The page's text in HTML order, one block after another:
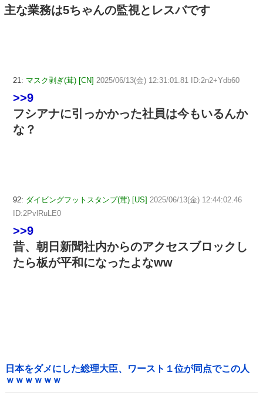
主な業務は5ちゃんの監視とレスバです
21: マスク剥ぎ(茸) [CN] 2025/06/13(金) 12:31:01.81 ID:2n2+Ydb60
>>9
フシアナに引っかかった社員は今もいるんか
な？
92: ダイビングフットスタンプ(茸) [US] 2025/06/13(金) 12:44:02.46
ID:2PvlRuLE0
>>9
昔、朝日新聞社内からのアクセスブロックし
たら板が平和になったよなww
日本をダメにした総理大臣、ワースト１位が同点でこの人
ｗｗｗｗｗｗ